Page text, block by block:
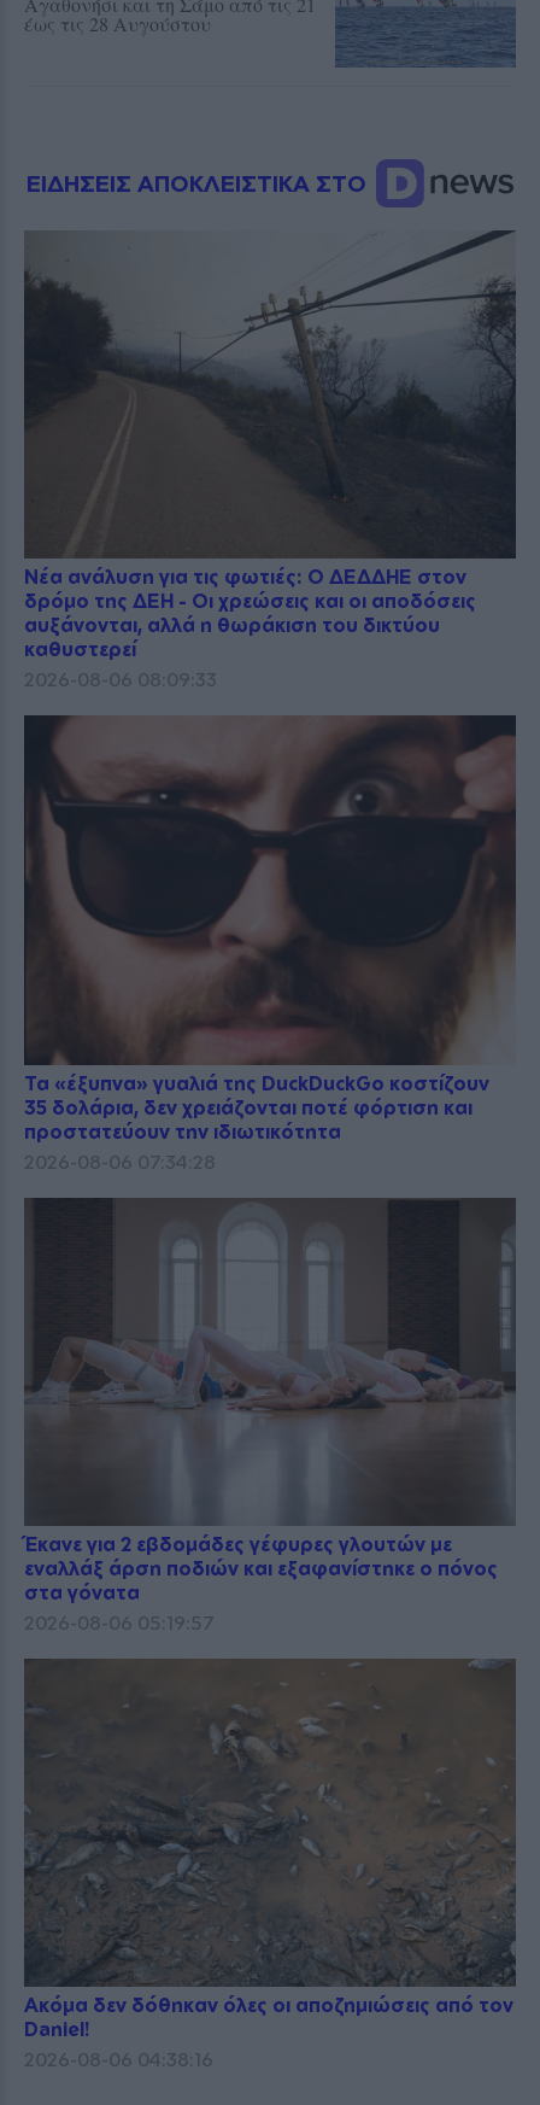
έως τις 28 Αυγούστου
ΕΙΔΗΣΕΙΣ ΑΠΟΚΛΕΙΣΤΙΚΑ ΣΤΟ
Νέα ανάλυση για τις φωτιές: Ο ΔΕΔΔΗΕ στον
δρόμο της ΔΕΗ - Οι χρεώσεις και οι αποδόσεις
αυξάνονται, αλλά η θωράκιση του δικτύου
καθυστερεί
2026-08-06 08:09:33
Τα «έξυπνα» γυαλιά της DuckDuckGo κοστίζουν
35 δολάρια, δεν χρειάζονται ποτέ φόρτιση και
προστατεύουν την ιδιωτικότητα
2026-08-06 07:34:28
Έκανε για 2 εβδομάδες γέφυρες γλουτών με
εναλλάξ άρση ποδιών και εξαφανίστηκε ο πόνος
στα γόνατα
2026-08-06 05:19:57
Ακόμα δεν δόθηκαν όλες οι αποζημιώσεις από τον
Daniel!
2026-08-06 04:38:16